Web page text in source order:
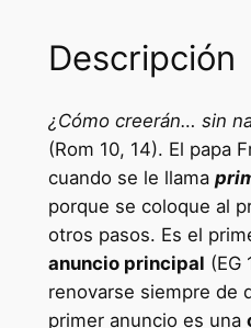
c
u
l
a
e
n
"
Descripción
¿Cómo creerán… sin
(Rom 10, 14). El papa
cuando se le llama
porque se coloque al
otros pasos. Es el
anuncio principal (EG
renovarse siempre de
primer anuncio es una